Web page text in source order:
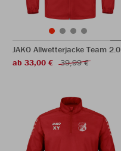
JAKO Allwetterjacke Team 2.0
ab 33,00 €
39,99 €